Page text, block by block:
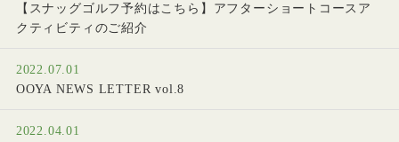
【スナッグゴルフ予約はこちら】アフターショートコースア
クティビティのご紹介
2022.07.01
OOYA NEWS LETTER vol.8
2022.04.01